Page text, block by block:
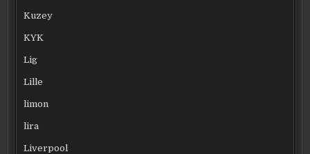
Kuzey
KYK
Lig
Lille
limon
lira
Liverpool